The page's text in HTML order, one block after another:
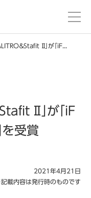
Ⅱ」が「iF
を受賞
2021年4月21日
載内容は発行時のものです